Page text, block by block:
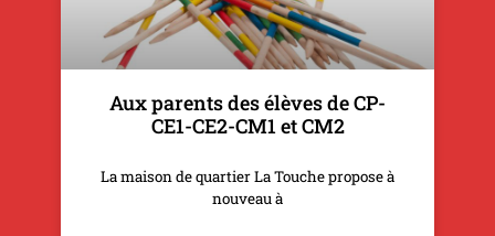
Aux parents des élèves de CP-
CE1-CE2-CM1 et CM2
La maison de quartier La Touche propose à
nouveau à